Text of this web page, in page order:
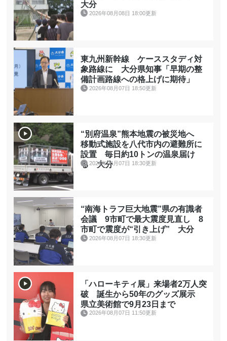
大分
2026年08月08日 18:00更新
東九州新幹線 ケーススタディ対
象路線に 大分県知事「早期の整
備計画路線への格上げに期待」
2026年08月07日 18:50更新
“別府温泉”熊本地震の被災地へ
移動式施設を八代市内の避難所に
設置 毎日約10トンの温泉届け
る 大分
2026年08月07日 18:30更新
“南海トラフ巨大地震”県の有識者
会議 9市町で最大震度見直し 8
市町で震度が“引き上げ” 大分
2026年08月07日 18:30更新
「ハローキティ展」来場者2万人突
破 誕生から50年のグッズ展示
県立美術館で9月23日まで
2026年08月07日 11:50更新